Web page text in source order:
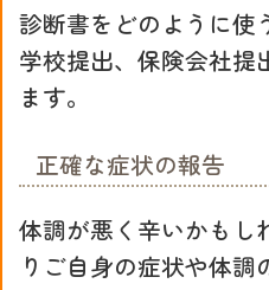
診断書をどのように使
学校提出、保険会社提
ます。
正確な症状の報告
体調が悪く辛いかもし
りご自身の症状や体